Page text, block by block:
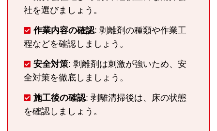
社を選びましょう。
作業内容の確認: 剥離剤の種類や作業工
程などを確認しましょう。
安全対策: 剥離剤は刺激が強いため、安
全対策を徹底しましょう。
施工後の確認: 剥離清掃後は、床の状態
を確認しましょう。